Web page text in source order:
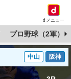
dメニュー
プロ野球（2軍）
中山 阪神